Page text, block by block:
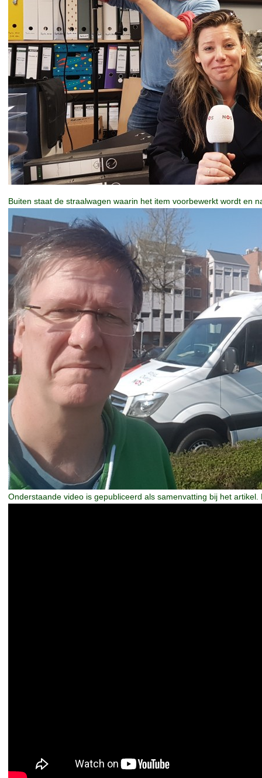
Buiten staat de straalwagen waarin het item voorbewerkt wordt en
Onderstaande video is gepubliceerd als samenvatting bij het